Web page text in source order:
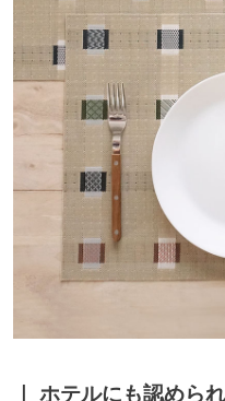
ホテルにも認めら